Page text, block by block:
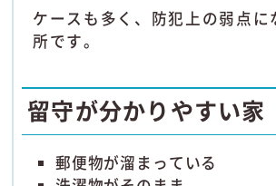
ケースも多く、防犯上の弱点に
所です。
留守が分かりやすい家
郵便物が溜まっている